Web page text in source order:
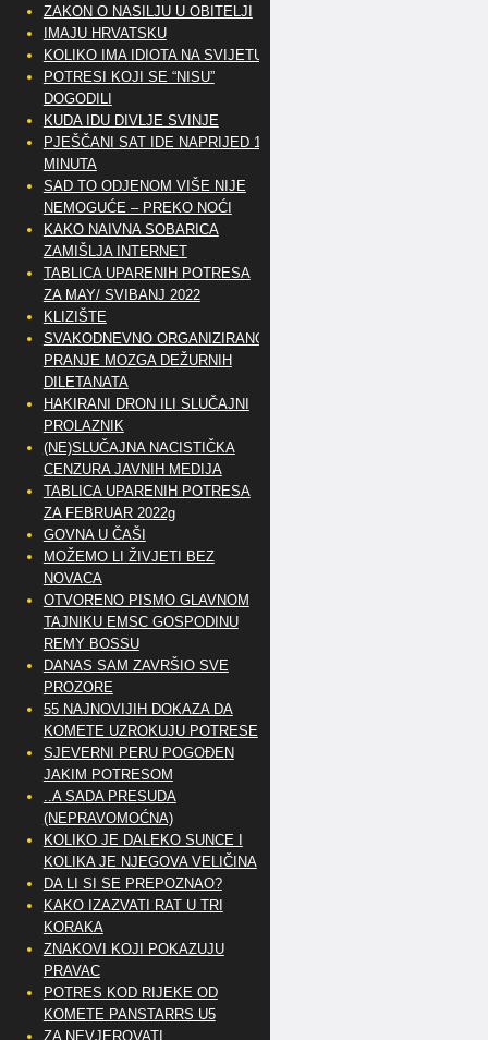
ZAKON O NASILJU U OBITELJI
IMAJU HRVATSKU
KOLIKO IMA IDIOTA NA SVIJETU?
POTRESI KOJI SE “NISU”
DOGODILI
KUDA IDU DIVLJE SVINJE
PJEŠČANI SAT IDE NAPRIJED 10
MINUTA
SAD TO ODJENOM VIŠE NIJE
NEMOGUĆE – PREKO NOĆI
KAKO NAIVNA SOBARICA
ZAMIŠLJA INTERNET
TABLICA UPARENIH POTRESA
ZA MAY/ SVIBANJ 2022
KLIZIŠTE
SVAKODNEVNO ORGANIZIRANO
PRANJE MOZGA DEŽURNIH
DILETANATA
HAKIRANI DRON ILI SLUČAJNI
PROLAZNIK
(NE)SLUČAJNA NACISTIČKA
CENZURA JAVNIH MEDIJA
TABLICA UPARENIH POTRESA
ZA FEBRUAR 2022g
GOVNA U ČAŠI
MOŽEMO LI ŽIVJETI BEZ
NOVACA
OTVORENO PISMO GLAVNOM
TAJNIKU EMSC GOSPODINU
REMY BOSSU
DANAS SAM ZAVRŠIO SVE
PROZORE
55 NAJNOVIJIH DOKAZA DA
KOMETE UZROKUJU POTRESE
SJEVERNI PERU POGOĐEN
JAKIM POTRESOM
..A SADA PRESUDA
(NEPRAVOMOĆNA)
KOLIKO JE DALEKO SUNCE I
KOLIKA JE NJEGOVA VELIČINA
DA LI SI SE PREPOZNAO?
KAKO IZAZVATI RAT U TRI
KORAKA
ZNAKOVI KOJI POKAZUJU
PRAVAC
POTRES KOD RIJEKE OD
KOMETE PANSTARRS U5
ZA NEVJEROVATI